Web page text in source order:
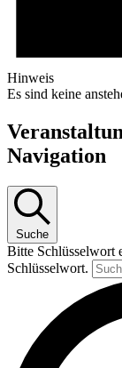
Hinweis
Es sind keine
Navigation
Suche
Bitte Schlüsselwort
Schlüsselwort.